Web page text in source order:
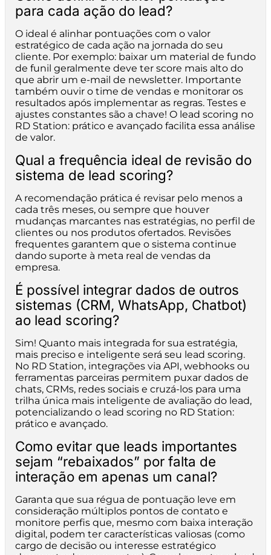
para cada ação do lead?
O ideal é alinhar pontuações com o valor
estratégico de cada ação na jornada do seu
cliente. Por exemplo: baixar um material de fundo
de funil geralmente deve ter score mais alto do
que abrir um e-mail de newsletter. Importante
também ouvir o time de vendas e monitorar os
resultados após implementar as regras. Testes e
ajustes constantes são a chave! O lead scoring no
RD Station: prático e avançado facilita essa análise
de valor.
Qual a frequência ideal de revisão do
sistema de lead scoring?
A recomendação prática é revisar pelo menos a
cada três meses, ou sempre que houver
mudanças marcantes nas estratégias, no perfil de
clientes ou nos produtos ofertados. Revisões
frequentes garantem que o sistema continue
dando suporte à meta real de vendas da
empresa.
É possível integrar dados de outros
sistemas (CRM, WhatsApp, Chatbot)
ao lead scoring?
Sim! Quanto mais integrada for sua estratégia,
mais preciso e inteligente será seu lead scoring.
No RD Station, integrações via API, webhooks ou
ferramentas parceiras permitem puxar dados de
chats, CRMs, redes sociais e cruzá-los para uma
trilha única mais inteligente de avaliação do lead,
potencializando o lead scoring no RD Station:
prático e avançado.
Como evitar que leads importantes
sejam “rebaixados” por falta de
interação em apenas um canal?
Garanta que sua régua de pontuação leve em
consideração múltiplos pontos de contato e
monitore perfis que, mesmo com baixa interação
digital, podem ter características valiosas (como
cargo de decisão ou interesse estratégico